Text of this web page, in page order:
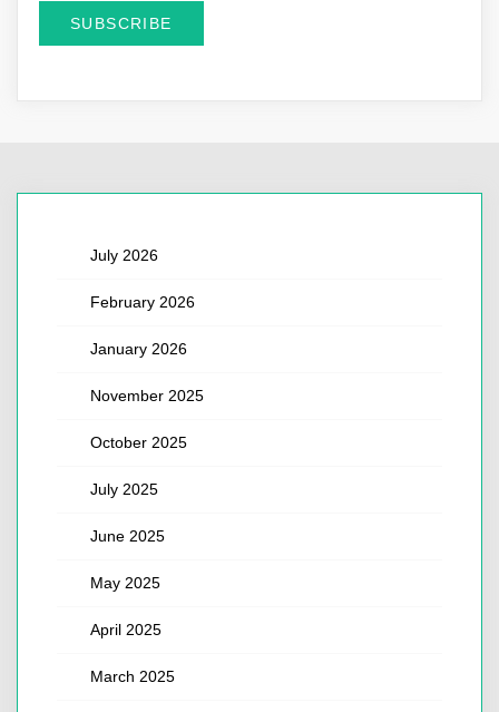
July 2026
February 2026
January 2026
November 2025
October 2025
July 2025
June 2025
May 2025
April 2025
March 2025